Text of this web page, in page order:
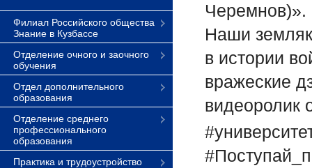
Филиал Российского общества
Знание в Кузбассе
Отделение очного и заочного
обучения
Отдел дополнительного
образования
Отделение среднего
профессионального
образования
Практика и трудоустройство
Черемнов)».
Наши
в истории
вражеские
видеоролик